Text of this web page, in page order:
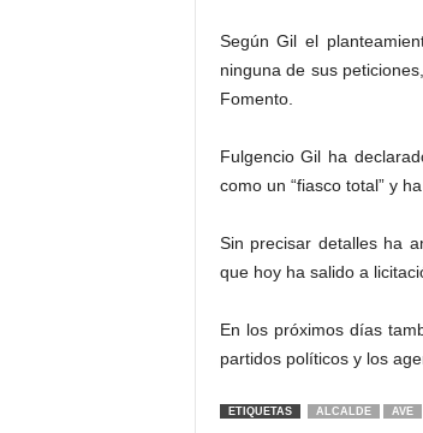
Según Gil el
ninguna de sus
Fomento.
Fulgencio Gil ha
como un “fiasco total” y
Sin precisar detalles ha
que hoy ha salido a
En los próximos días
partidos políticos y los
ETIQUETAS ALCALDE AVE